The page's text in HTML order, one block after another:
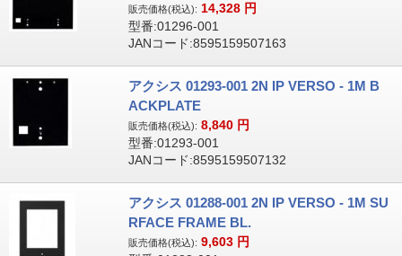
販売価格(税込): 14,328 円
型番:01296-001
JANコード:8595159507163
アクシス 01293-001 2N IP VERSO - 1M B
ACKPLATE
販売価格(税込): 8,840 円
型番:01293-001
JANコード:8595159507132
アクシス 01288-001 2N IP VERSO - 1M SU
RFACE FRAME BL.
販売価格(税込): 9,603 円